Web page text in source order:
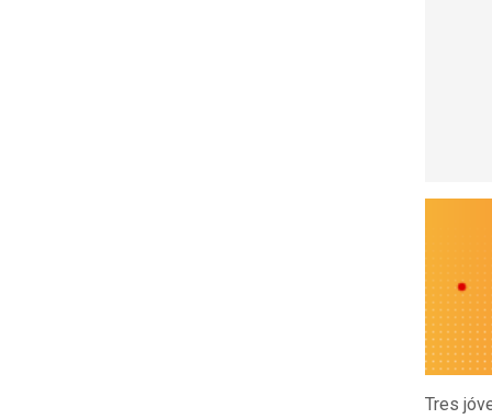
Tres